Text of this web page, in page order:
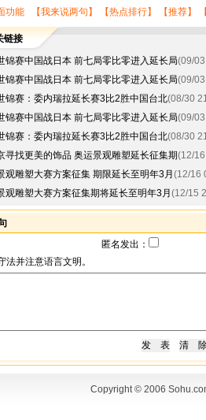
功能 【我来说两句 】 【热点排行】 【推荐】
链接
锦赛中国战日本 前七局零比零进入延长局(09/
锦赛中国战日本 前七局零比零进入延长局(09/
锦赛：委内瑞拉延长赛3比2胜中国台北(08/30
锦赛中国战日本 前七局零比零进入延长局(09/
锦赛：委内瑞拉延长赛3比2胜中国台北(08/30
寻找更美的饰品 奥运景观雕塑延长征集期(12/
观雕塑大赛方案征集 期限延长至明年3月 (12/16
观雕塑大赛方案征集期将延长至明年3月 (12/15
匿名发出：
法并注意语言文明。
Copyright © 2006